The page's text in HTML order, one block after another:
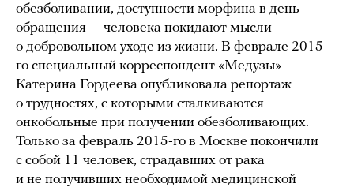
обезболивании, доступности морфина в день
обращения — человека покидают мысли
о добровольном уходе из жизни. В феврале 2015-
го специальный корреспондент «Медузы»
Катерина Гордеева опубликовала репортаж
о трудностях, с которыми сталкиваются
онкобольные при получении обезболивающих.
Только за февраль 2015-го в Москве покончили
с собой 11 человек, страдавших от рака
и не получивших необходимой медицинской